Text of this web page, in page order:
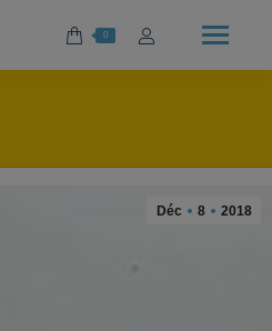
0
Déc 8 2018